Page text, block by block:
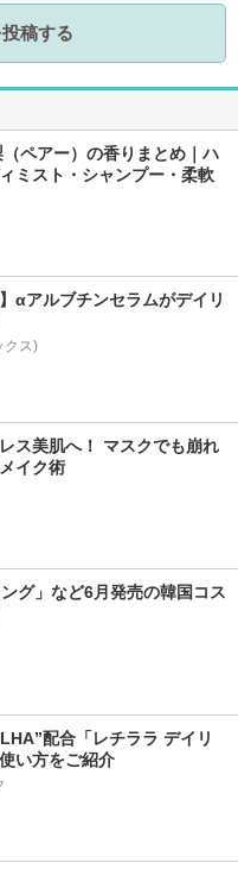
稿する
（ペアー）の香りまとめ｜ハ
ミスト・シャンプー・柔軟
αアルブチンセラムがデイリ
クス)
ス美肌へ！ マスクでも崩れ
イク術
グ」など6月発売の韓国コス
配合「レチララ デイリ
い方をご紹介